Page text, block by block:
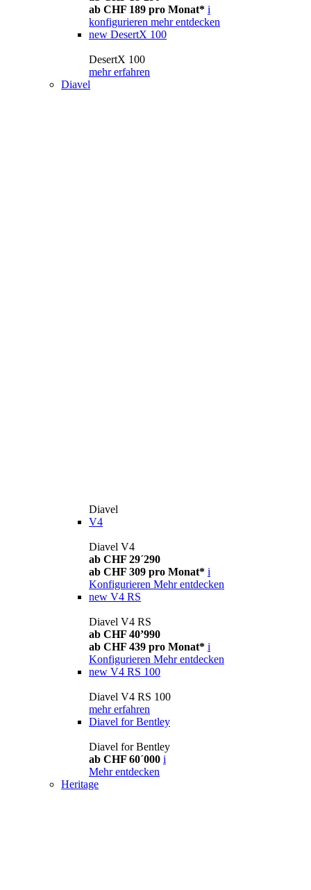
ab CHF 189 pro Monat* i
konfigurieren mehr entdecken
new DesertX 100
DesertX 100
mehr erfahren
Diavel
Diavel
V4
Diavel V4
ab CHF 29´290
ab CHF 309 pro Monat* i
Konfigurieren Mehr entdecken
new V4 RS
Diavel V4 RS
ab CHF 40’990
ab CHF 439 pro Monat* i
Konfigurieren Mehr entdecken
new V4 RS 100
Diavel V4 RS 100
mehr erfahren
Diavel for Bentley
Diavel for Bentley
ab CHF 60´000 i
Mehr entdecken
Heritage